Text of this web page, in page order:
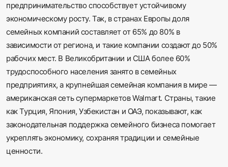
предпринимательство способствует устойчивому
экономическому росту. Так, в странах Европы доля
семейных компаний составляет от 65% до 80% в
зависимости от региона, и такие компании создают до 50%
рабочих мест. В Великобритании и США более 60%
трудоспособного населения занято в семейных
предприятиях, а крупнейшая семейная компания в мире —
американская сеть супермаркетов Walmart. Страны, такие
как Турция, Япония, Узбекистан и ОАЭ, показывают, как
законодательная поддержка семейного бизнеса помогает
укреплять экономику, сохраняя традиции и семейные
ценности.